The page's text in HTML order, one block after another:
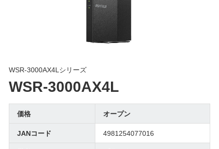
WSR-3000AX4Lシリーズ
WSR-3000AX4L
価格
オープン
JANコード
4981254077016